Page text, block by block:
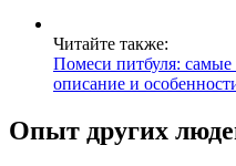
Читайте также:
Помеси питбуля:
описание и
Опыт других